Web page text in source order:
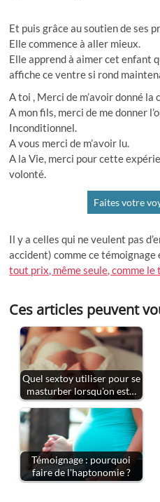
Et puis grâce au soutien de ses
Elle commence à aller mieux.
Elle apprend à aimer cet enfant
affiche ce ventre si rond
A toi , Merci de m’avoir donné la
A mon fils, merci de me donner
Inconditionnel.
A vous merci de m’avoir lu.
A la Vie, merci pour cette
volonté.
Faites votre
Il y a celles qui ne veulent pas
accident) comme ce
tout prix, même seule, comme
Ces articles peuvent
Quel sextoy utiliser pour se
masturber lorsqu'on est…
Témoignage : pourquoi
faire de l'haptonomie ?